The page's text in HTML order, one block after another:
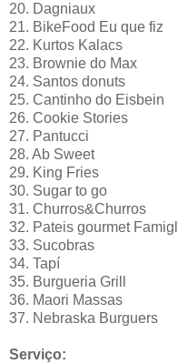
20. Dagniaux
21. BikeFood Eu que fiz
22. Kurtos Kalacs
23. Brownie do Max
24. Santos donuts
25. Cantinho do Eisbein
26. Cookie Stories
27. Pantucci
28. Ab Sweet
29. King Fries
30. Sugar to go
31. Churros&Churros
32. Pateis gourmet
33. Sucobras
34. Tapí
35. Burgueria Grill
36. Maori Massas
37. Nebraska Burguers
Serviço: